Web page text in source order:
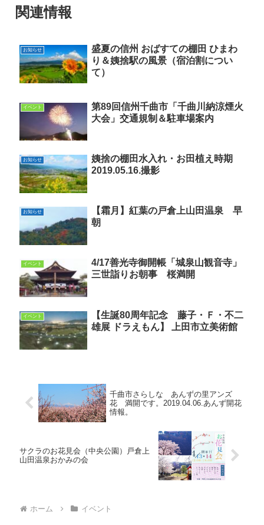
関連情報
お知らせ
盛夏の信州 おばすての棚田 ひまわ
り＆姨捨駅の風景（宿泊割につい
て）
イベント
第89回信州千曲市「千曲川納涼煙火
大会」交通規制＆駐車場案内
お知らせ
姨捨の棚田水入れ・お田植え時期
2019.05.16.撮影
お知らせ
【霜月】紅葉の戸倉上山田温泉 早
朝
イベント
4/17善光寺御開帳「城泉山観音寺」
三世詣りお朝事 桜満開
イベント
【生誕80周年記念 藤子・Ｆ・不二
雄展 ドラえもん】 上田市立美術館
千曲市さらしな あんずの里アンズ
花 満開です。2019.04.06.あんず開花
情報。
サクラのお花見会（中央公園）戸倉上
山田温泉おかみの会
ホーム イベント